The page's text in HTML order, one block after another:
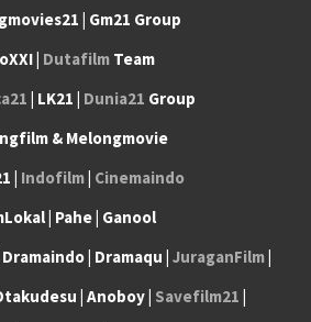
| Gm21 Group
| Dutafilm Team
| LK21 | Dunia21 Group
& Melongmovie
| Indofilm| Cinemaindo
| Pahe | Ganool
| Dramaqu | JuraganFilm|
| Anoboy | Savefilm21 |